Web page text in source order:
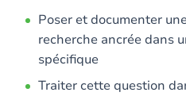
Poser et documenter
recherche ancrée dans
spécifique
Traiter cette question